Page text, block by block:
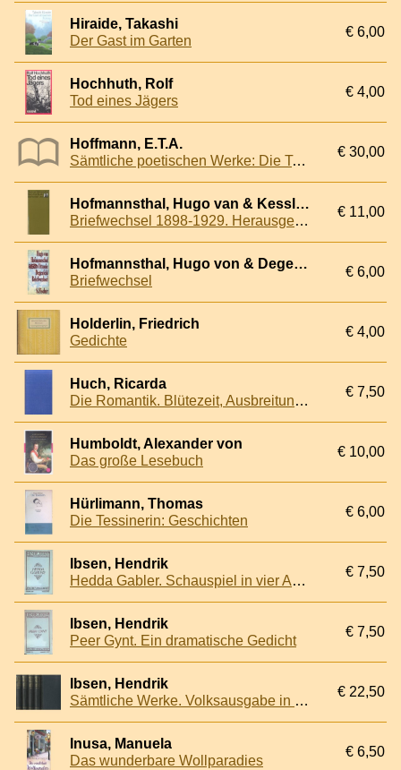
Hiraide, Takashi
Der Gast im Garten
€ 6,00
Hochhuth, Rolf
Tod eines Jägers
€ 4,00
Hoffmann, E.T.A.
Sämtliche poetischen Werke: Die Tempel-Klassiker (4 volumes)
€ 30,00
Hofmannsthal, Hugo van & Kesslerm Harry Graf
Briefwechsel 1898-1929. Herausgegeben von Hilde Burger.
€ 11,00
Hofmannsthal, Hugo von & Degenfeld, Ottonie
Briefwechsel
€ 6,00
Holderlin, Friedrich
Gedichte
€ 4,00
Huch, Ricarda
Die Romantik. Blütezeit, Ausbreitung und Verfall
€ 7,50
Humboldt, Alexander von
Das große Lesebuch
€ 10,00
Hürlimann, Thomas
Die Tessinerin: Geschichten
€ 6,00
Ibsen, Hendrik
Hedda Gabler. Schauspiel in vier Akten
€ 7,50
Ibsen, Hendrik
Peer Gynt. Ein dramatische Gedicht
€ 7,50
Ibsen, Hendrik
Sämtliche Werke. Volksausgabe in fünf Bänden (5 volumes)
€ 22,50
Inusa, Manuela
Das wunderbare Wollparadies
€ 6,50